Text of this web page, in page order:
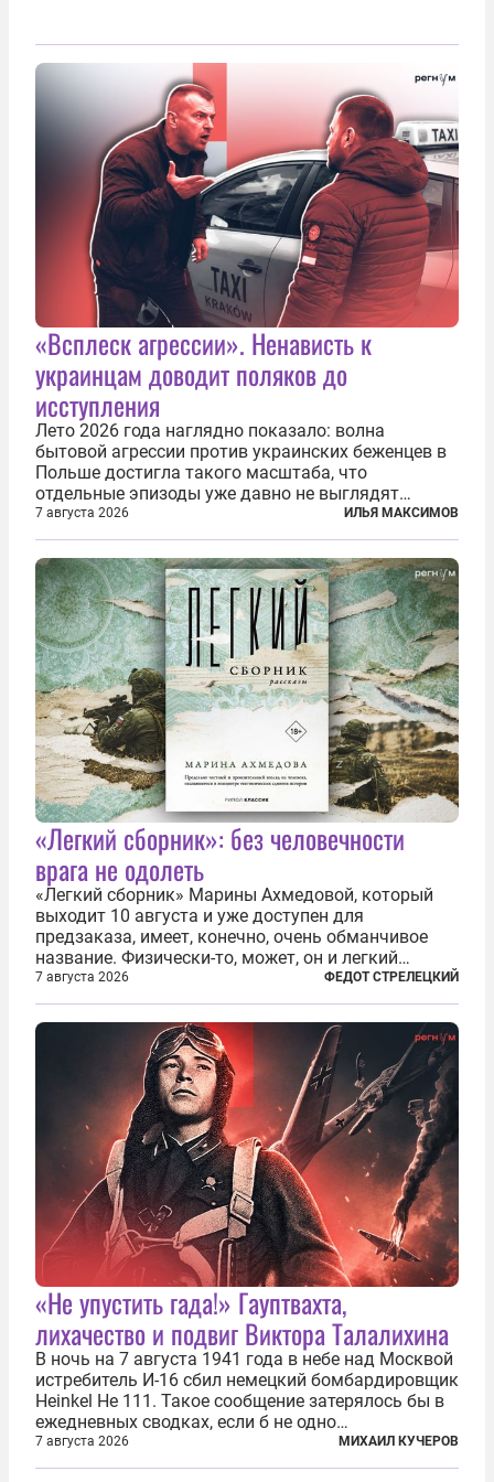
«Всплеск агрессии». Ненависть к
украинцам доводит поляков до
исступления
Лето 2026 года наглядно показало: волна
бытовой агрессии против украинских беженцев в
Польше достигла такого масштаба, что
отдельные эпизоды уже давно не выглядят
случайными. Поляки, судя по происходящему,
буквально теряют рассудок от ненависти к
украинским беженцам, и каждый новый случай
по-своему...
7 августа 2026 ИЛЬЯ МАКСИМОВ
«Легкий сборник»: без человечности
врага не одолеть
«Легкий сборник» Марины Ахмедовой, который
выходит 10 августа и уже доступен для
предзаказа, имеет, конечно, очень обманчивое
название. Физически-то, может, он и легкий
относительно. Но метафизически —
безотносительно тяжелый. Десять рассказов,
каждый из которых напрямую или косвенно (в
основном —...
7 августа 2026 ФЕДОТ СТРЕЛЕЦКИЙ
«Не упустить гада!» Гауптвахта,
лихачество и подвиг Виктора Талалихина
В ночь на 7 августа 1941 года в небе над Москвой
истребитель И-16 сбил немецкий бомбардировщик
Heinkel He 111. Такое сообщение затерялось бы в
ежедневных сводках, если б не одно
обстоятельство. Это был один из первых в
истории отечественной авиации ночных таранов.
7 августа 2026 МИХАИЛ КУЧЕРОВ